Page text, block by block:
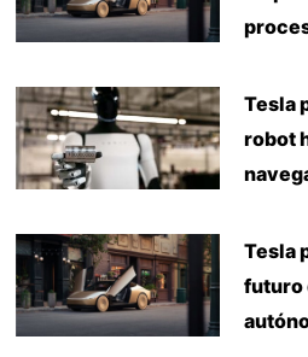
Tesla
robot
Tesla
futuro